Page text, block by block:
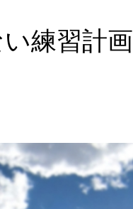
練習計画